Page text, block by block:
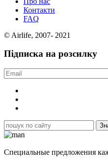
Контакти
FAQ
© Airlife, 2007- 2021
Підписка на розсилку
Специальные предложения